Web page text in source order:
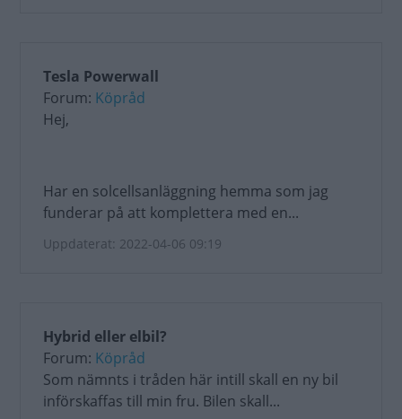
Tesla Powerwall
Forum: Köpråd
Hej,
Har en solcellsanläggning hemma som jag
funderar på att komplettera med en...
Uppdaterat: 2022-04-06 09:19
Hybrid eller elbil?
Forum: Köpråd
Som nämnts i tråden här intill skall en ny bil
införskaffas till min fru. Bilen skall...